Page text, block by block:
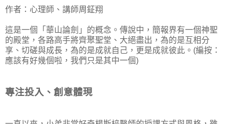
作者：心理師、講師周鉦翔
這是一個「華山論劍」的概念。傳說中，簡報界有一個神聖
的殿堂，各路高手將齊聚聖堂、大絕盡出，為的是互相分
享、切磋與成長，為的是成就自己，更是成就彼此。(編按：
應該有好幾個啦，我們只是其中一個)
專注投入、創意體現